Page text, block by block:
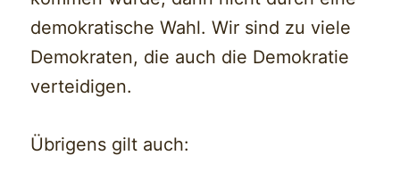
demokratische Wahl. Wir sind zu viele
Demokraten, die auch die Demokratie
verteidigen.
Übrigens gilt auch: